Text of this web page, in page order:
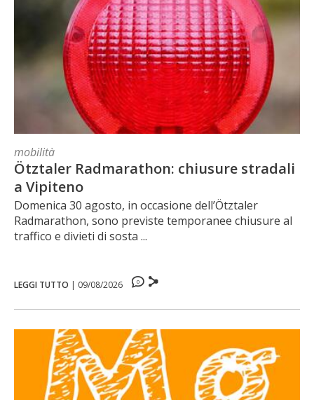
mobilità
Ötztaler Radmarathon: chiusure stradali
a Vipiteno
Domenica 30 agosto, in occasione dell’Ötztaler
Radmarathon, sono previste temporanee chiusure al
traffico e divieti di sosta ...
LEGGI TUTTO 09/08/2026 0